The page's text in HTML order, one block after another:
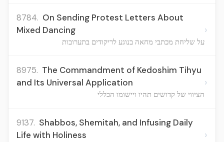
8784. On Sending Protest Letters About
Mixed Dancing
על שליחת מכתבי מחאה בנוגע לריקודים בתערובות
›
8975. The Commandment of Kedoshim Tihyu
and Its Universal Application
הציווי של קדושים תהיו ויישומו הכללי
›
9137. Shabbos, Shemitah, and Infusing Daily
Life with Holiness
›